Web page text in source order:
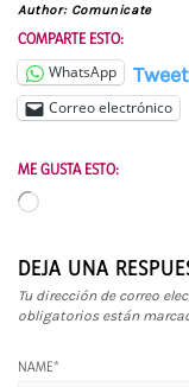
Author: Comunicate
COMPARTE ESTO:
WhatsApp Tweet
Correo electrónico
ME GUSTA ESTO:
Cargando...
DEJA UNA
Tu dirección de correo
obligatorios están
NAME*